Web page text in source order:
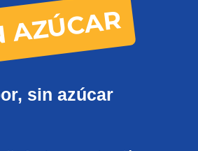
AZÚCAR
sin azúcar